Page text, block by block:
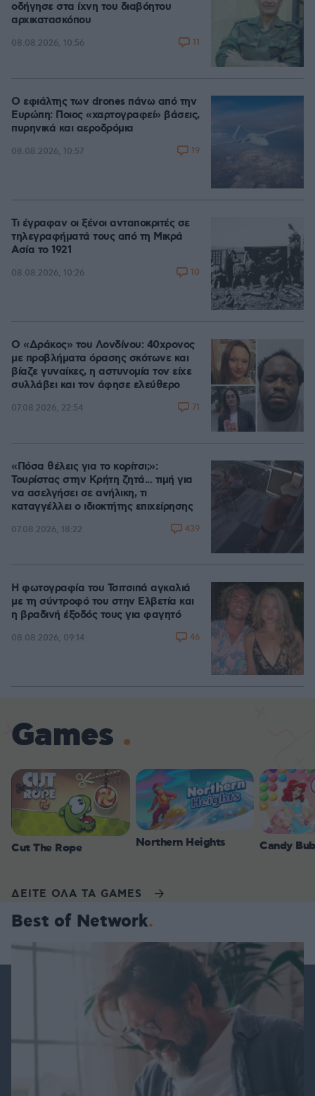
οδήγησε στα ίχνη του διαβόητου
αρχικατασκόπου
08.08.2026, 10:56 11
Ο εφιάλτης των drones πάνω από την
Ευρώπη: Ποιος «χαρτογραφεί» βάσεις,
πυρηνικά και αεροδρόμια
08.08.2026, 10:57 19
Τι έγραφαν οι ξένοι ανταποκριτές σε
τηλεγραφήματά τους από τη Μικρά
Ασία το 1921
08.08.2026, 10:26 10
Ο «Δράκος» του Λονδίνου: 40χρονος
με προβλήματα όρασης σκότωνε και
βίαζε γυναίκες, η αστυνομία τον είχε
συλλάβει και τον άφησε ελεύθερο
07.08.2026, 22:54 71
«Πόσα θέλεις για το κορίτσι;»:
Τουρίστας στην Κρήτη ζητά... τιμή για
να ασελγήσει σε ανήλικη, τι
καταγγέλλει ο ιδιοκτήτης επιχείρησης
07.08.2026, 18:22 439
Η φωτογραφία του Τσιτσιπά αγκαλιά
με τη σύντροφό του στην Ελβετία και
η βραδινή έξοδός τους για φαγητό
08.08.2026, 09:14 46
Games
Cut The Rope Northern Heights Candy
ΔΕΙΤΕ ΟΛΑ ΤΑ GAMES
Best of Network